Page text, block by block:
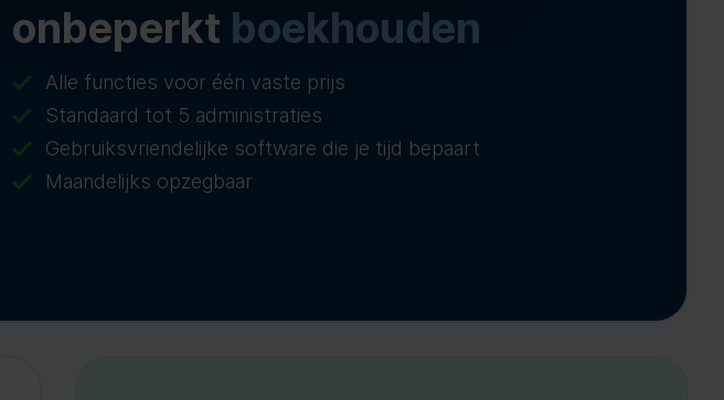
onbeperkt boekhouden
Alle functies voor één vaste prijs
Standaard tot 5 administraties
Gebruiksvriendelijke software die je tijd bepaart
Maandelijks opzegbaar